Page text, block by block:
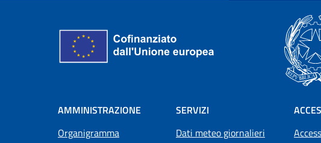
AMMINISTRAZIONE
Organigramma
SERVIZI
Dati meteo giornalieri